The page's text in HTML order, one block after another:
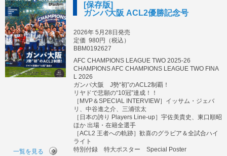
[保存版]
ガンバ大阪 ACL2優勝記念号
2026年 5月28日発売
定価 980円（税込）
BBM0192627
AFC CHAMPIONS LEAGUE TWO 2025-26
CHAMPIONS AFC CHAMPIONS LEAGUE TWO FINA
L 2026
ガンバ大阪 J勢“初”のACL2制覇！
リヤドで悲願の“10冠”達成！！
［MVP＆SPECIAL INTERVIEW］イッサム・ジェバ
リ、中谷進之介、三浦弦太
［日本の誇り Players Line-up］宇佐美貴史、東口順昭
ほか 出場・在籍全選手
［ACL2 王者への軌跡］歓喜のグラビア＆全試合ハイ
ライト
特別付録 特大ポスター Special Poster
一覧を見る